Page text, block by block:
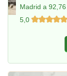
Madrid a
5,0